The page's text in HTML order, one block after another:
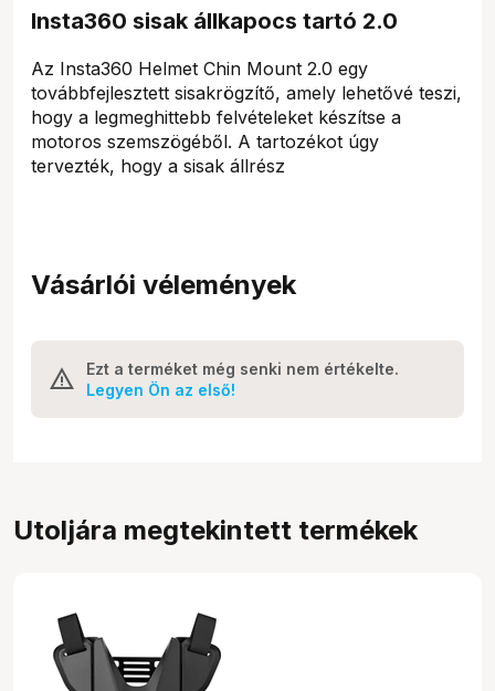
Insta360 sisak állkapocs tartó 2.0
Az Insta360 Helmet Chin Mount 2.0 egy
továbbfejlesztett sisakrögzítő, amely lehetővé teszi,
hogy a legmeghittebb felvételeket készítse a
motoros szemszögéből. A tartozékot úgy
tervezték, hogy a sisak állrész
Vásárlói vélemények
Ezt a terméket még senki nem értékelte.
Legyen Ön az első!
Utoljára megtekintett termékek